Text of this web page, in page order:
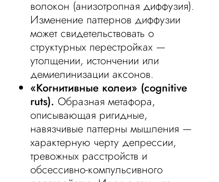
волокон (анизотропная диффузия).
Изменение паттернов диффузии
может свидетельствовать о
структурных перестройках —
утолщении, истончении или
демиелинизации аксонов.
«Когнитивные колеи» (cognitive
ruts). Образная метафора,
описывающая ригидные,
навязчивые паттерны мышления —
характерную черту депрессии,
тревожных расстройств и
обсессивно-компульсивного